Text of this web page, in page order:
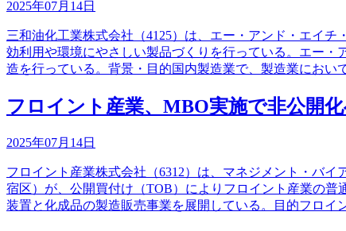
2025年07月14日
三和油化工業株式会社（4125）は、エー・アンド・エイ
効利用や環境にやさしい製品づくりを行っている。エー
造を行っている。背景・目的国内製造業で、製造業におい
フロイント産業、MBO実施で非公開
2025年07月14日
フロイント産業株式会社（6312）は、マネジメント・バ
宿区）が、公開買付け（TOB）によりフロイント産業の
装置と化成品の製造販売事業を展開している。目的フロイ